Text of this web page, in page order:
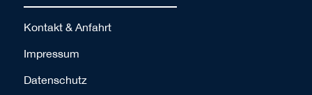
Kontakt & Anfahrt
Impressum
Datenschutz